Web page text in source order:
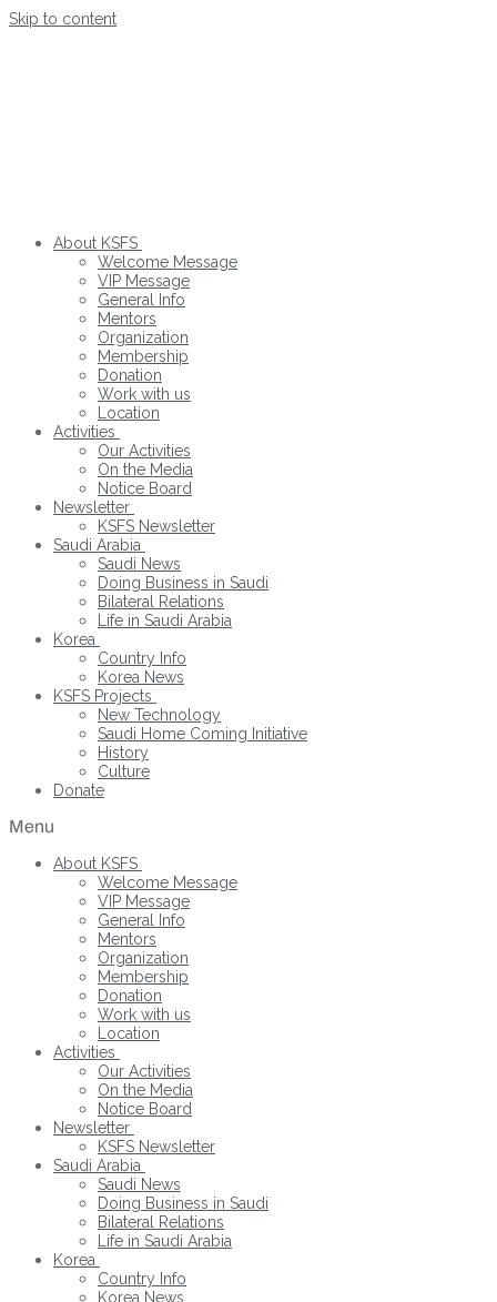
Skip to content
About KSFS
Welcome Message
VIP Message
General Info
Mentors
Organization
Membership
Donation
Work with us
Location
Activities
Our Activities
On the Media
Notice Board
Newsletter
KSFS Newsletter
Saudi Arabia
Saudi News
Doing Business in Saudi
Bilateral Relations
Life in Saudi Arabia
Korea
Country Info
Korea News
KSFS Projects
New Technology
Saudi Home Coming Initiative
History
Culture
Donate
Menu
About KSFS
Welcome Message
VIP Message
General Info
Mentors
Organization
Membership
Donation
Work with us
Location
Activities
Our Activities
On the Media
Notice Board
Newsletter
KSFS Newsletter
Saudi Arabia
Saudi News
Doing Business in Saudi
Bilateral Relations
Life in Saudi Arabia
Korea
Country Info
Korea News